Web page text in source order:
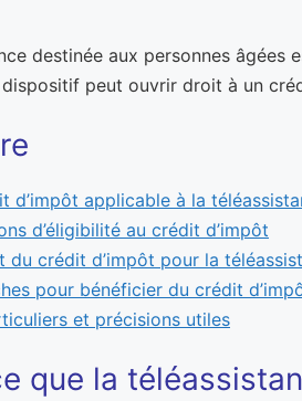
destinée aux personnes
dispositif peut ouvrir droit à un
d’impôt applicable à la
d’éligibilité au crédit d’impôt
du crédit d’impôt pour la
pour bénéficier du crédit
et précisions utiles
que la